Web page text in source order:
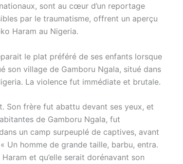
sont au cœur d’un reportage
par le traumatisme, offrent un aperçu
Haram au Nigeria.
le plat préféré de ses enfants lorsque
son village de Gamboru Ngala, situé dans
La violence fut immédiate et brutale.
Son frère fut abattu devant ses yeux, et
de Gamboru Ngala, fut
un camp surpeuplé de captives, avant
Un homme de grande taille, barbu, entra.
et qu’elle serait dorénavant son